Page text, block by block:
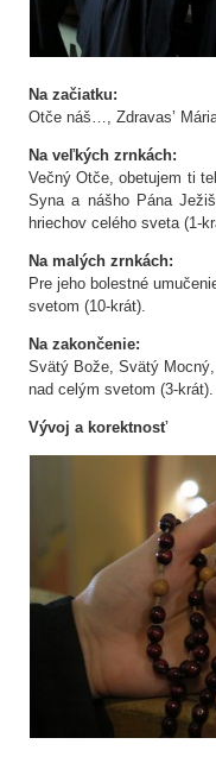
Na začiatku:
Otče náš…, Zdravas’
Na veľkých zrnkách:
Večný Otče, obetujem ti
Syna a nášho Pána
hriechov celého sveta (1-
Na malých zrnkách:
Pre jeho bolestné
svetom (10-krát).
Na zakončenie:
Svätý Bože, Svätý
nad celým svetom (3-krát).
Vývoj a korektnosť